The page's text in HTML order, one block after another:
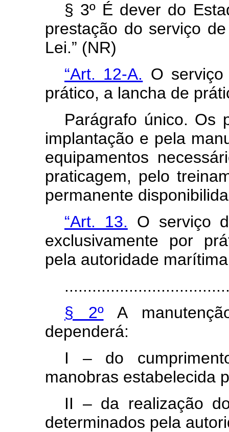
§ 3º É dever do
prestação do serviço
Lei.” (NR)
“Art. 12-A. O
prático, a lancha de
Parágrafo único. Os
implantação e pela
equipamentos
praticagem, pelo
permanente
“Art. 13. O serviço
exclusivamente por
pela autoridade
§ 2ºA
dependerá:
I – do
manobras estabelecida
II – da realização
determinados pela